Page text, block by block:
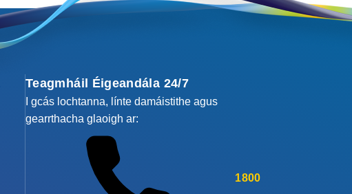
Teagmháil Éigeandála 24/7
I gcás lochtanna, línte damáistithe agus
gearrthacha glaoigh ar:
1800